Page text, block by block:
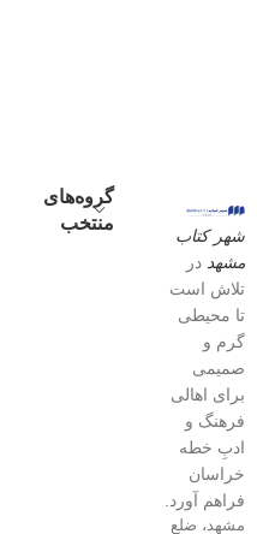
شهر کتاب
مشهد در
تلاش است
تا محیطی
گرم و
صمیمی
برای اهالی
فرهنگ و
ادبِ خطه
خراسان
فراهم آورد.
مشهد، ضلع
گروه‌های
منتخب